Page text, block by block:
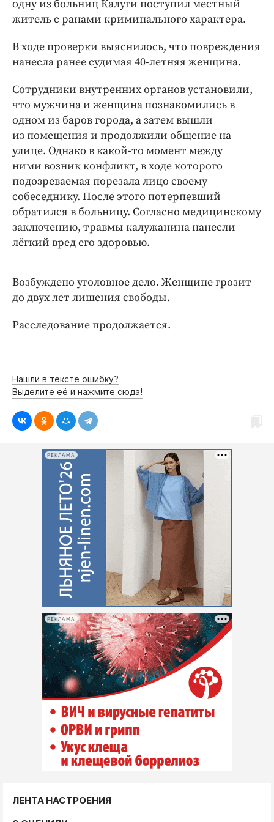
Интересное чтиво
Клиника года
Работодатель года
одну из больниц Калуги поступил местный
житель с ранами криминального характера.
В ходе проверки выяснилось, что повреждения
нанесла ранее судимая 40-летняя женщина.
Сотрудники внутренних органов установили,
что мужчина и женщина познакомились в
одном из баров города, а затем вышли
из помещения и продолжили общение на
улице. Однако в какой-то момент между
ними возник конфликт, в ходе которого
подозреваемая порезала лицо своему
собеседнику. После этого потерпевший
обратился в больницу. Согласно медицинскому
заключению, травмы калужанина нанесли
лёгкий вред его здоровью.
Возбуждено уголовное дело. Женщине грозит
до двух лет лишения свободы.
Расследование продолжается.
Нашли в тексте ошибку?
Выделите её и нажмите сюда!
РЕКЛАМА
РЕКЛАМА
ЛЕНТА НАСТРОЕНИЯ